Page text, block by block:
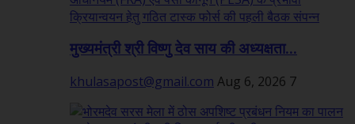
मुख्यमंत्री श्री विष्णु देव साय की अध्यक्षता...
khulasapost@gmail.com Aug 6, 2026 7